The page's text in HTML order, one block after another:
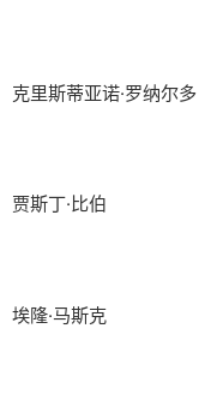
克里斯蒂亚诺·罗纳尔多
贾斯丁·比伯
埃隆·马斯克